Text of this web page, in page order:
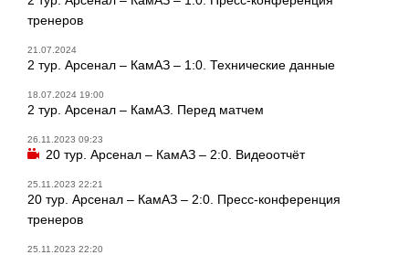
тренеров
21.07.2024
2 тур. Арсенал – КамАЗ – 1:0. Технические данные
18.07.2024 19:00
2 тур. Арсенал – КамАЗ. Перед матчем
26.11.2023 09:23
20 тур. Арсенал – КамАЗ – 2:0. Видеоотчёт
25.11.2023 22:21
20 тур. Арсенал – КамАЗ – 2:0. Пресс-конференция
тренеров
25.11.2023 22:20